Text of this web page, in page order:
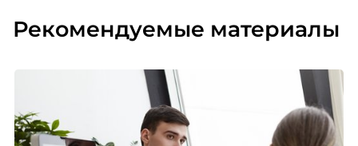
Рекомендуемые материалы